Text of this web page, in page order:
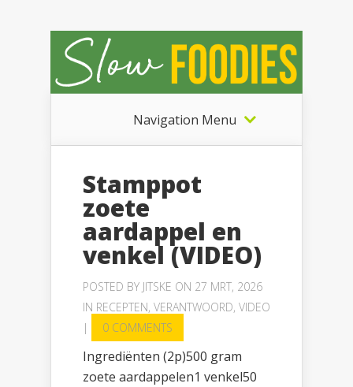
Navigation Menu
Stamppot
zoete
aardappel en
venkel (VIDEO)
POSTED BY JITSKE ON 27 MRT, 2026
IN RECEPTEN, VERANTWOORD, VIDEO
|
0 COMMENTS
Ingrediënten (2p)500 gram
zoete aardappelen1 venkel50